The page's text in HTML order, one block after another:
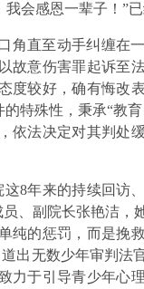
会感恩一辈子！”
角直至动手纠缠在
意伤害罪起诉至
度较好，确有悔改
特殊性，秉承“教
依法决定对其判处
8年来的持续回访
、副院长张艳洁，
纯的惩罚，而是挽
出无数少年审判法
力于引导青少年心